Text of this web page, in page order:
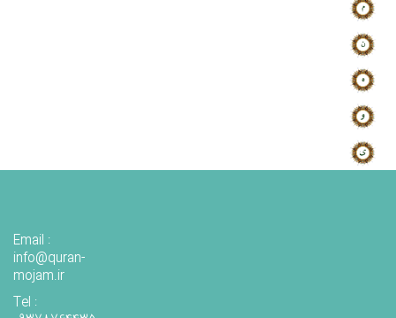
Email :
info@quran-
mojam.ir
Tel :